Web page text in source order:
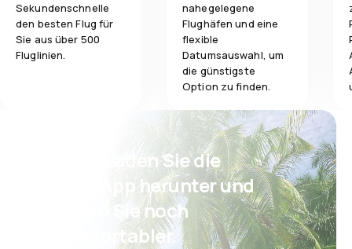
Sekundenschnelle
den besten Flug für
Sie aus über 500
Fluglinien.
nahegelegene
Flughäfen und eine
flexible
Datumsauswahl, um
die günstigste
Option zu finden.
Psst! Laden Sie die
eSky App herunter und
reisen Sie noch
komfortabler.